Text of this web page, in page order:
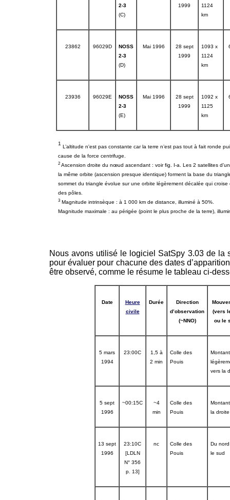
2-3
(C)
1999
1124
km
23862 96029D
NOSS
2-3
(D)
Mai 1996
28 sept
1999
1093 x
1124
km
23936 96029E
NOSS
2-3
(E)
Mai 1996
28 sept
1999
1092 x
1125
km
1
L’altitude n'est pas constante car la terre n’est pas tout à fait ronde
cause de la force centrifuge.
2 Ascension droite du nœud ascendant : voir fig. I-a. Les 2 satellites
la même orbite (ascension presque identique) forment la base du
sommet du triangle évolue sur une orbite légèrement décalée qui
des pôles.
3 Magnitude intrinsèque : à 1 000 km de distance, illuminé à 50%.
Magnitude maximale : au périgée (point le plus proche de la terre),
Nous avons utilisé le logiciel SatSpy 3.03 de la
pour évaluer pour chacune des dates
être observé, comme le résume le tableau ci-
Date
Heure
civile
Durée
Direction
d’observation
(~NNO)
(vers
ou le
5 mars
1994
23:00C
1,5 à
2 min
Colle des
Pouis
vers la
5 sept
1996
~00:15C
~4
min
Colle des
Pouis
la droite
13 sept
1996
23:10C
[LDLN
N° 356
p. 13]
nc
Colle des
Pouis
Du
le sud